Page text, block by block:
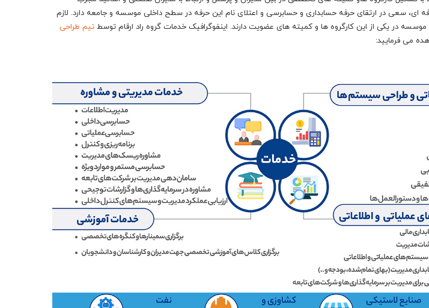
ای، سعی در ارتقای حرفه حسابداری و حسابرسی و اعتلای نام این حرفه در سطح داخلی موسسه و جامعه دارد. لازم
در یکی از این کارگروه ها و کمیته های عضویت دارند. اینفوگرافیک خدمات گروه راد ارقام توسطتیم طراحی
می فرمایید: